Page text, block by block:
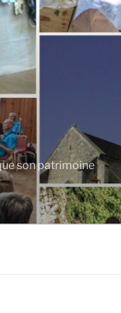
son patrimoine